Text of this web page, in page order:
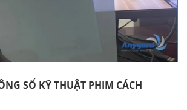
SỐ KỸ THUẬT PHIM CÁCH